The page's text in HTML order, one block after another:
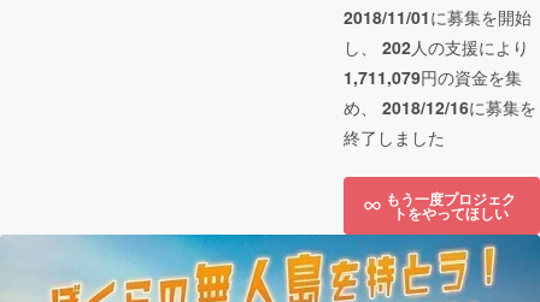
2018/11/01に募集を開始
し、 202人の支援により
1,711,079円の資金を集
め、 2018/12/16に募集を
終了しました
もう一度プロジェク
トをやってほしい